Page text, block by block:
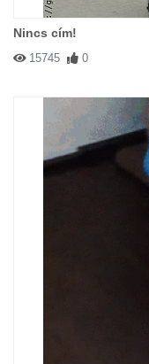
Nincs cím!
15745 0